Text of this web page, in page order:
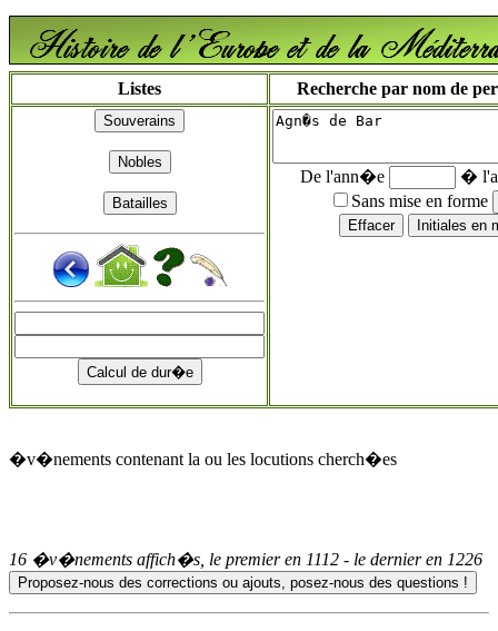
Listes Recherche par nom de
De l'ann�e
�
Sans mise en forme
�v�nements contenant la ou les locutions cherch�es
16 �v�nements affich�s, le premier en 1112 - le dernier en 1226